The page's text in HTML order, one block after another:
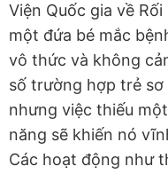
Viện Quốc gia về
một đứa bé mắc
vô thức và không
số trường hợp trẻ
nhưng việc thiếu
năng sẽ khiến nó
Các hoạt động như